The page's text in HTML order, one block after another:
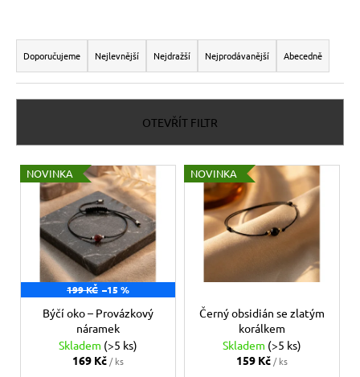
Ř
a
z
e
í
p
r
t
Doporučujeme Nejlevnější Nejdražší Nejprodávanější Abecedně
OTEVŘÍT FILTR
V
ý
r
NOVINKA
199 KČ –15 %
Býčí oko – Provázkový
náramek
Skladem (>5 ks)
169 Kč / ks
NOVINKA
Černý obsidián se zlatým
korálkem
Skladem (>5 ks)
159 Kč / ks
HLEDAT
o
e
m
NÁRAMEK